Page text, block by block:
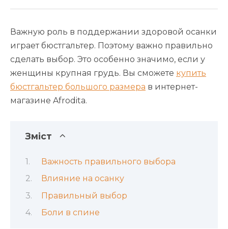
Важную роль в поддержании здоровой осанки
играет бюстгальтер. Поэтому важно правильно
сделать выбор. Это особенно значимо, если у
женщины крупная грудь. Вы сможете купить
бюстгальтер большого размера в интернет-
магазине Afrodita.
Зміст
Важность правильного выбора
Влияние на осанку
Правильный выбор
Боли в спине